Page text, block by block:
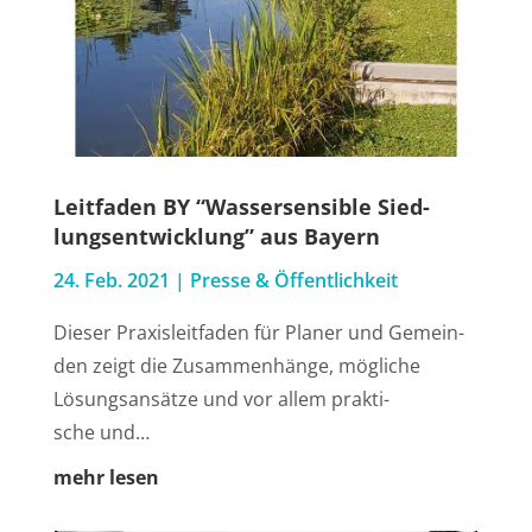
Leit­fa­den BY “Was­ser­sen­si­ble Sied­
lungs­ent­wick­lung” aus Bayern
24. Feb. 2021 | Pres­se & Öffentlichkeit
Die­ser Pra­xis­leit­fa­den für Pla­ner und Gemein­
den zeigt die Zusam­men­hän­ge, mög­li­che
Lösungs­an­sät­ze und vor allem prak­ti­
sche und…
mehr lesen